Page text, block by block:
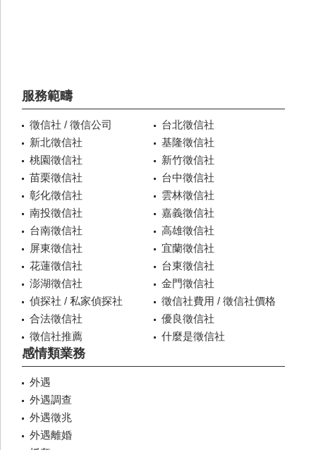
服務範疇
徵信社 / 徵信公司
台北徵信社
新北徵信社
基隆徵信社
桃園徵信社
新竹徵信社
苗栗徵信社
台中徵信社
彰化徵信社
雲林徵信社
南投徵信社
嘉義徵信社
台南徵信社
高雄徵信社
屏東徵信社
宜蘭徵信社
花蓮徵信社
台東徵信社
澎湖徵信社
金門徵信社
偵探社 / 私家偵探社
徵信社費用 / 徵信社價格
合法徵信社
優良徵信社
徵信社推薦
什麼是徵信社
感情類業務
外遇
外遇調查
外遇徵兆
外遇離婚